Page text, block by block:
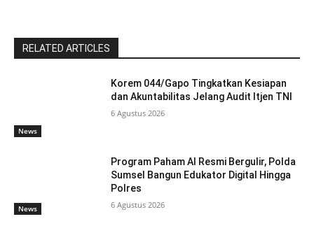
RELATED ARTICLES
News
Korem 044/Gapo Tingkatkan Kesiapan
dan Akuntabilitas Jelang Audit Itjen TNI
6 Agustus 2026
News
Program Paham AI Resmi Bergulir, Polda
Sumsel Bangun Edukator Digital Hingga
Polres
6 Agustus 2026